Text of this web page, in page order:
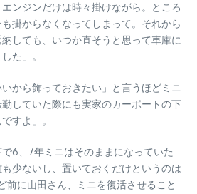
ンジンだけは時々掛けながら。ところ
掛からなくなってしまって。それから
しても、いつか直そうと思って車庫に
た」。
いから飾っておきたい」と言うほどミニ
していた際にも実家のカーポートの下
すよ」。
6、7年ミニはそのままになっていた
少ないし、置いておくだけというのは
前に山田さん、ミニを復活させること